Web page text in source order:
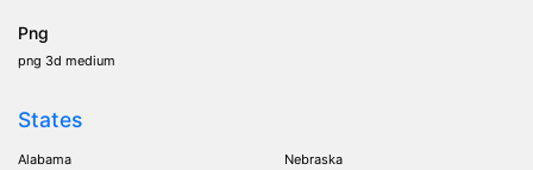
Png
png 3d medium
States
Alabama
Nebraska